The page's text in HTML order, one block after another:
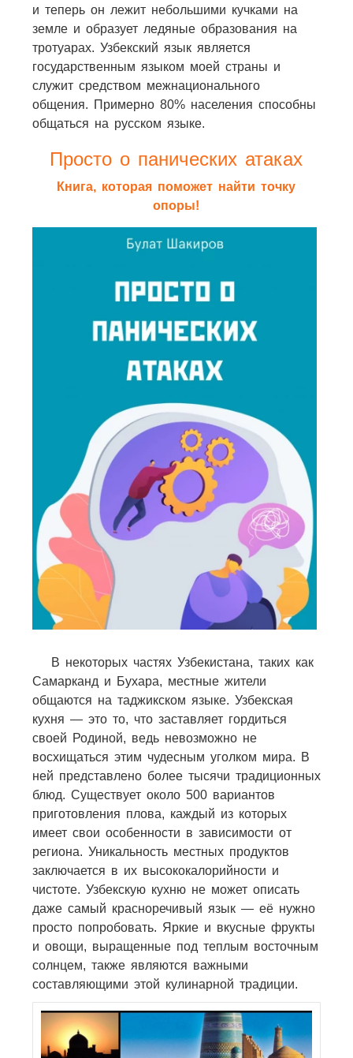
и теперь он лежит небольшими кучками на
земле и образует ледяные образования на
тротуарах. Узбекский язык является
государственным языком моей страны и
служит средством межнационального
общения. Примерно 80% населения способны
общаться на русском языке.
Просто о панических атаках
Книга, которая поможет найти точку
опоры!
В некоторых частях Узбекистана, таких как
Самарканд и Бухара, местные жители
общаются на таджикском языке. Узбекская
кухня — это то, что заставляет гордиться
своей Родиной, ведь невозможно не
восхищаться этим чудесным уголком мира. В
ней представлено более тысячи традиционных
блюд. Существует около 500 вариантов
приготовления плова, каждый из которых
имеет свои особенности в зависимости от
региона. Уникальность местных продуктов
заключается в их высококалорийности и
чистоте. Узбекскую кухню не может описать
даже самый красноречивый язык — её нужно
просто попробовать. Яркие и вкусные фрукты
и овощи, выращенные под теплым восточным
солнцем, также являются важными
составляющими этой кулинарной традиции.